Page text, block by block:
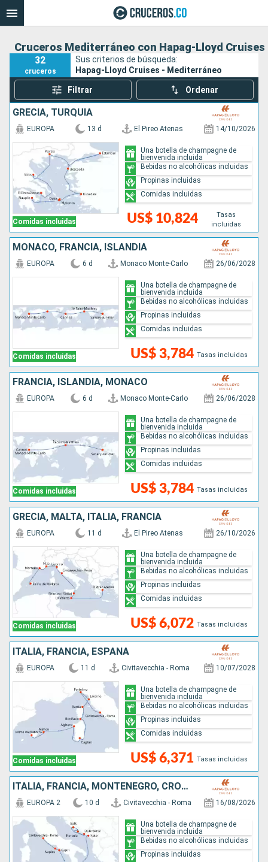
Cruceros Mediterráneo con Hapag-Lloyd Cruises
32
cruceros
Sus criterios de búsqueda:
Hapag-Lloyd Cruises - Mediterráneo
Filtrar Ordenar
GRECIA, TURQUÍA
Comidas incluidas
EUROPA 13 d El Pireo Atenas 14/10/2026
US$ 10,824
Tasas
incluidas
Una botella de champagne de
bienvenida incluida
Bebidas no alcohólicas incluidas
Propinas incluidas
Comidas incluidas
MONACO, FRANCIA, ISLANDIA
Comidas incluidas
EUROPA 6 d Monaco Monte-Carlo 26/06/2028
US$ 3,784 Tasas incluidas
Una botella de champagne de
bienvenida incluida
Bebidas no alcohólicas incluidas
Propinas incluidas
Comidas incluidas
FRANCIA, ISLANDIA, MONACO
Comidas incluidas
EUROPA 6 d Monaco Monte-Carlo 26/06/2028
US$ 3,784 Tasas incluidas
Una botella de champagne de
bienvenida incluida
Bebidas no alcohólicas incluidas
Propinas incluidas
Comidas incluidas
GRECIA, MALTA, ITALIA, FRANCIA
Comidas incluidas
EUROPA 11 d El Pireo Atenas 26/10/2026
US$ 6,072 Tasas incluidas
Una botella de champagne de
bienvenida incluida
Bebidas no alcohólicas incluidas
Propinas incluidas
Comidas incluidas
ITALIA, FRANCIA, ESPAÑA
Comidas incluidas
EUROPA 11 d Civitavecchia - Roma 10/07/2028
US$ 6,371 Tasas incluidas
Una botella de champagne de
bienvenida incluida
Bebidas no alcohólicas incluidas
Propinas incluidas
Comidas incluidas
ITALIA, FRANCIA, MONTENEGRO, CROACIA
EUROPA 2 10 d Civitavecchia - Roma 16/08/2026
Una botella de champagne de
bienvenida incluida
Bebidas no alcohólicas incluidas
Propinas incluidas